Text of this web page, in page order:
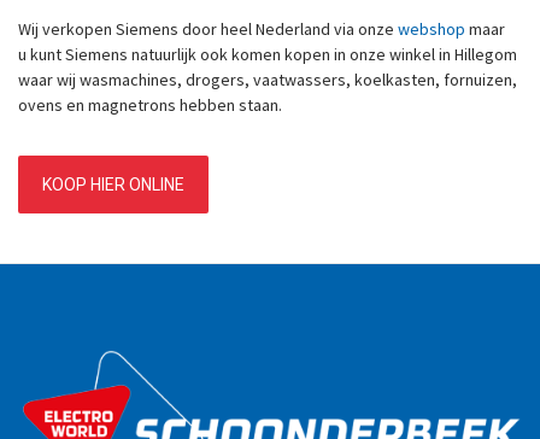
Wij verkopen Siemens door heel Nederland via onze webshop maar
u kunt Siemens natuurlijk ook komen kopen in onze winkel in Hillegom
waar wij wasmachines, drogers, vaatwassers, koelkasten, fornuizen,
ovens en magnetrons hebben staan.
KOOP HIER ONLINE